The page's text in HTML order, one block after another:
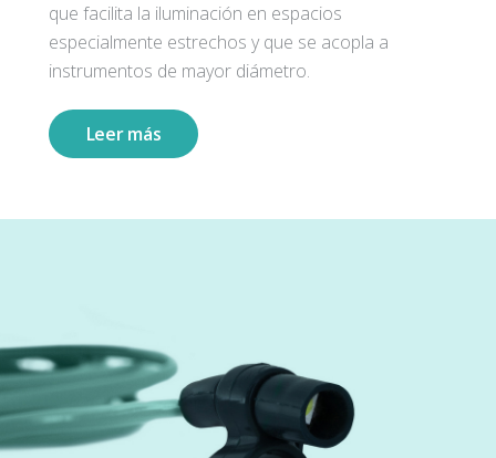
que facilita la iluminación en espacios
especialmente estrechos y que se acopla a
instrumentos de mayor diámetro.
Leer más